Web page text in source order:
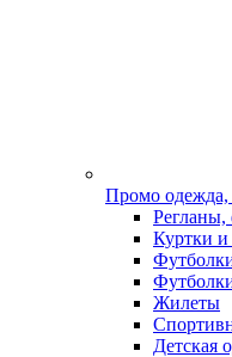
Промо одежда,
Куртки
Жилеты
Детская